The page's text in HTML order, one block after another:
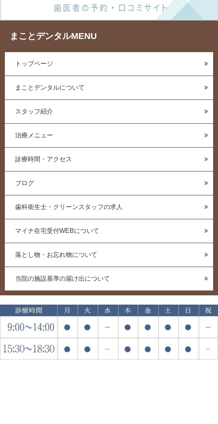
まことデンタルMENU
トップページ
まことデンタルについて
スタッフ紹介
治療メニュー
診療時間・アクセス
ブログ
歯科衛生士・クリーンスタッフの求人
マイナ在宅受付WEBについて
落とし物・お忘れ物について
当院の施設基準の届け出について